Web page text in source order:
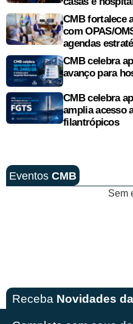
CMB fortalece
com OPAS/
agendas
CMB celebra
avanço para
CMB celebra
amplia acesso
filantrópicos
Eventos CMB
Sem
Receba Novidades